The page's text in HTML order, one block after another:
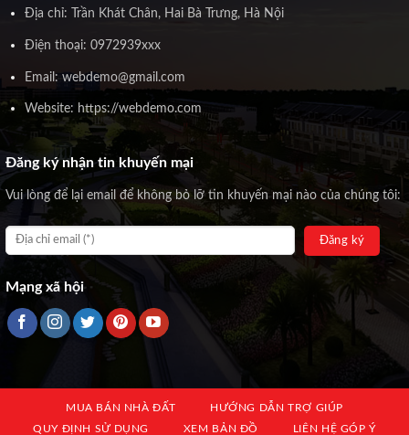
Địa chỉ: Trần Khát Chân, Hai Bà Trưng, Hà Nội
Điện thoại: 0972939xxx
Email: webdemo@gmail.com
Website: https://webdemo.com
Đăng ký nhận tin khuyến mại
Vui lòng để lại email để không bỏ lỡ tin khuyến mại nào của chúng tôi:
Mạng xã hội
MUA BÁN NHÀ ĐẤT
HƯỚNG DẪN TRỢ GIÚP
QUY ĐỊNH SỬ DỤNG
XEM BẢN ĐỒ LIÊN HỆ GÓP Ý